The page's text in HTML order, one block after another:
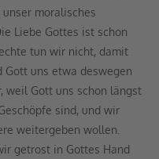
moralisches
Liebe Gottes ist schon
tun wir nicht, damit
Gott uns etwa deswegen
weil Gott uns schon längst
sind, und wir
weitergeben wollen.
getrost in Gottes Hand